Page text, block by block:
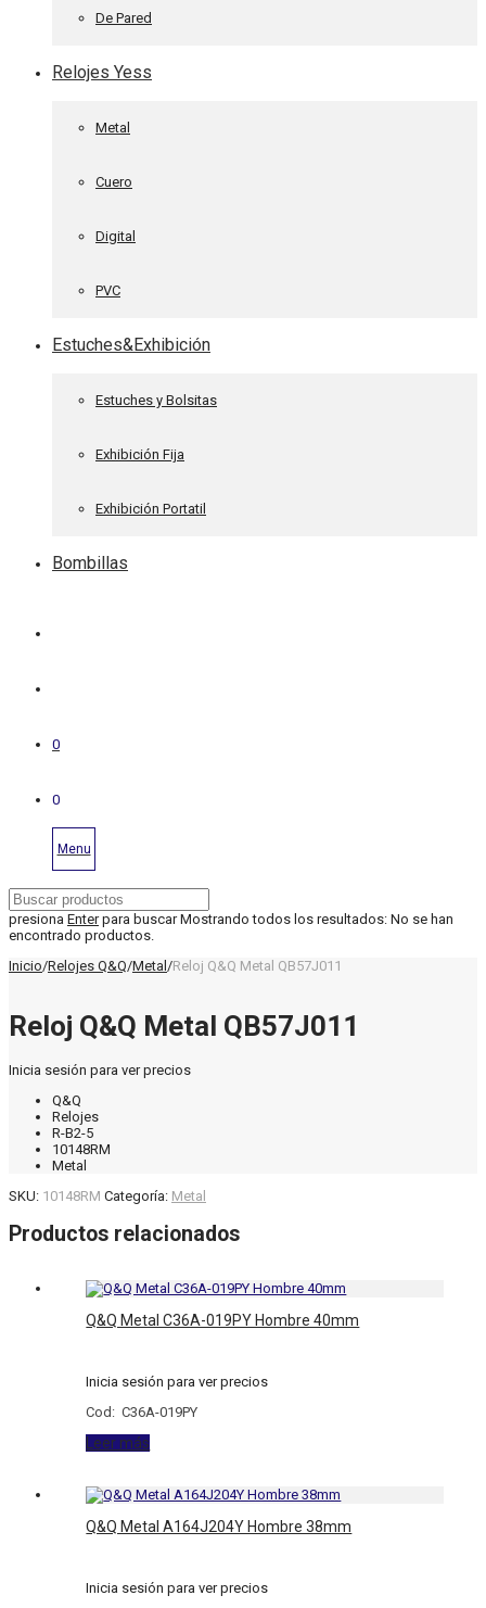
De Pared
Relojes Yess
Metal
Cuero
Digital
PVC
Estuches&Exhibición
Estuches y Bolsitas
Exhibición Fija
Exhibición Portatil
Bombillas
0
0
Menu
presiona Enterpara buscar Mostrando todos los resultados: No se han
encontrado productos.
Inicio/Relojes Q&Q/Metal /Reloj Q&Q Metal QB57J011
Reloj Q&Q Metal QB57J011
Inicia sesión para ver precios
Q&Q
Relojes
R-B2-5
10148RM
Metal
SKU: 10148RM Categoría: Metal
Productos relacionados
Q&Q Metal C36A-019PY Hombre 40mm
Inicia sesión para ver precios
Cod: C36A-019PY
Leer más
Q&Q Metal A164J204Y Hombre 38mm
Inicia sesión para ver precios